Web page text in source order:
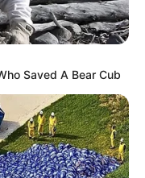
SELEBRITI MANCANEGARA
Saved A Bear Cub